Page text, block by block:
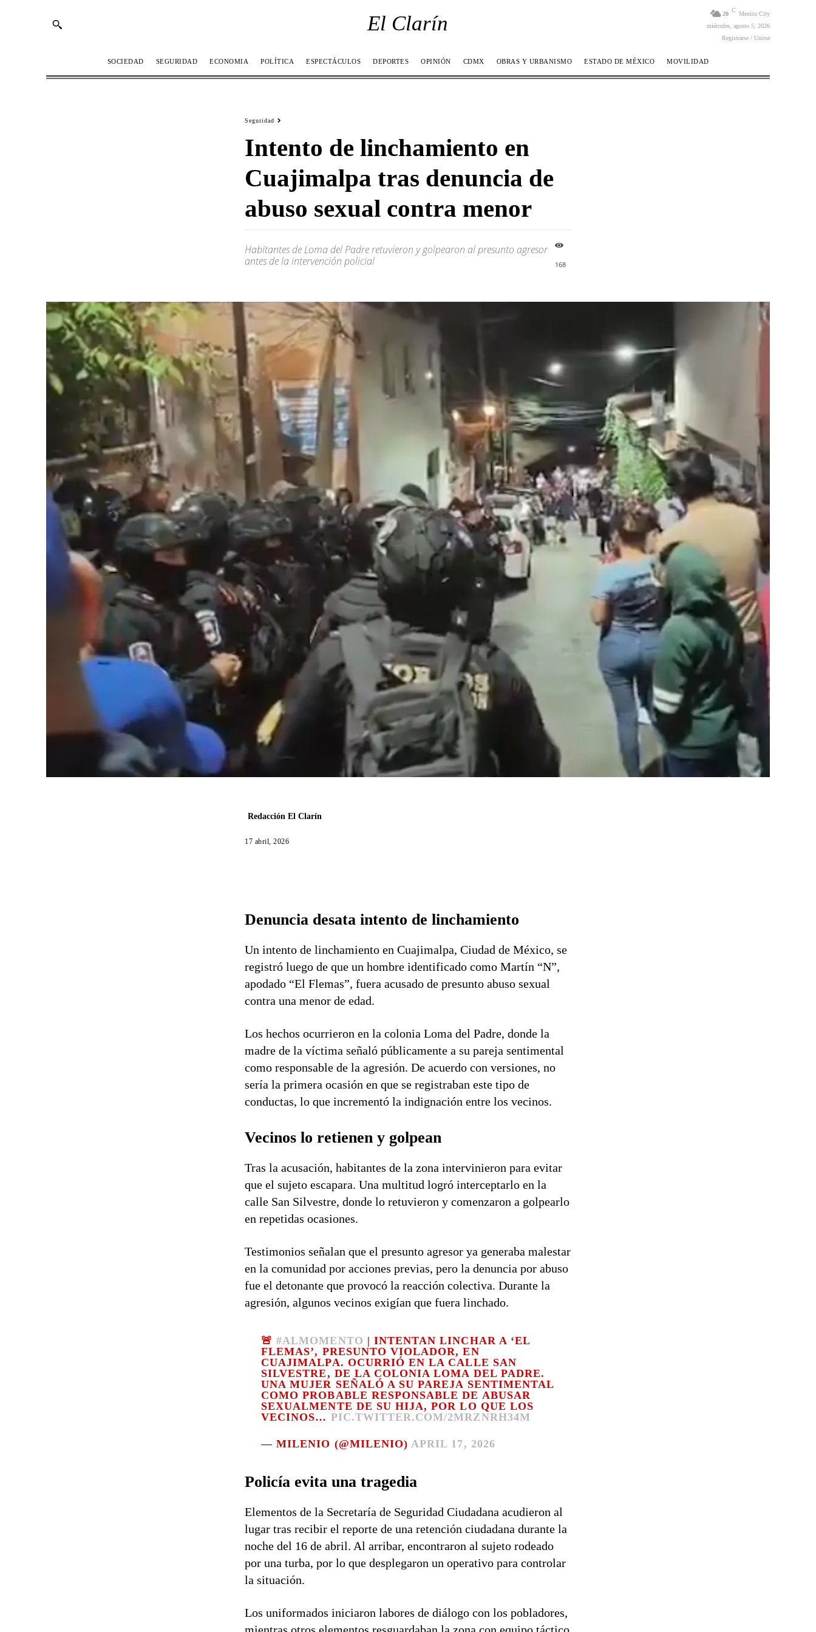
El Clarín 20
C
Mexico City
miércoles, agosto 5, 2026
Registrarse / Unirse
SOCIEDAD SEGURIDAD ECONOMIA POLÍTICA ESPECTÁCULOS DEPORTES OPINIÓN CDMX OBRAS Y URBANISMO ESTADO DE MÉXICO MOVILIDAD
Seguridad
Intento de linchamiento en
Cuajimalpa tras denuncia de
abuso sexual contra menor
Habitantes de Loma del Padre retuvieron y golpearon al presunto agresor
antes de la intervención policial
168
Redacción El Clarín
17 abril, 2026
Denuncia desata intento de linchamiento
Un intento de linchamiento en Cuajimalpa, Ciudad de México, se
registró luego de que un hombre identificado como Martín “N”,
apodado “El Flemas”, fuera acusado de presunto abuso sexual
contra una menor de edad.
Los hechos ocurrieron en la colonia Loma del Padre, donde la
madre de la víctima señaló públicamente a su pareja sentimental
como responsable de la agresión. De acuerdo con versiones, no
sería la primera ocasión en que se registraban este tipo de
conductas, lo que incrementó la indignación entre los vecinos.
Vecinos lo retienen y golpean
Tras la acusación, habitantes de la zona intervinieron para evitar
que el sujeto escapara. Una multitud logró interceptarlo en la
calle San Silvestre, donde lo retuvieron y comenzaron a golpearlo
en repetidas ocasiones.
Testimonios señalan que el presunto agresor ya generaba malestar
en la comunidad por acciones previas, pero la denuncia por abuso
fue el detonante que provocó la reacción colectiva. Durante la
agresión, algunos vecinos exigían que fuera linchado.
🚨#ALMOMENTO | INTENTAN LINCHAR A ‘EL
FLEMAS’, PRESUNTO VIOLADOR, EN
CUAJIMALPA. OCURRIÓ EN LA CALLE SAN
SILVESTRE, DE LA COLONIA LOMA DEL PADRE.
UNA MUJER SEÑALÓ A SU PAREJA SENTIMENTAL
COMO PROBABLE RESPONSABLE DE ABUSAR
SEXUALMENTE DE SU HIJA, POR LO QUE LOS
VECINOS… PIC.TWITTER.COM/2MRZNRH34M
— MILENIO (@MILENIO) APRIL 17, 2026
Policía evita una tragedia
Elementos de la Secretaría de Seguridad Ciudadana acudieron al
lugar tras recibir el reporte de una retención ciudadana durante la
noche del 16 de abril. Al arribar, encontraron al sujeto rodeado
por una turba, por lo que desplegaron un operativo para controlar
la situación.
Los uniformados iniciaron labores de diálogo con los pobladores,